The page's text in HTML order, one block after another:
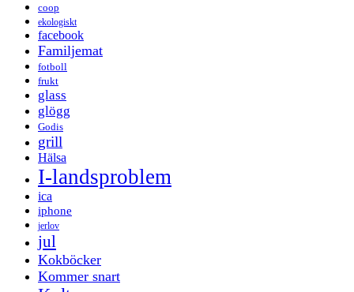
coop
ekologiskt
facebook
Familjemat
fotboll
frukt
glass
glögg
Godis
grill
Hälsa
I-landsproblem
ica
iphone
jerlov
jul
Kokböcker
Kommer snart